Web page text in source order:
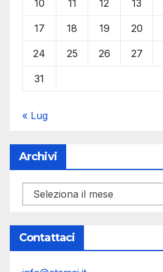
10 11 12 13
17 18 19 20
24 25 26 27
31
« Lug
Archivi
Archivi
Contattaci